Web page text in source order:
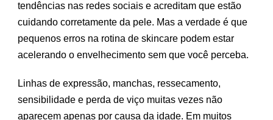
ENVELHECENDO
SUA
tendências nas redes sociais e acreditam que estão
cuidando corretamente da pele. Mas a verdade é que
pequenos erros na rotina de skincare podem estar
acelerando o envelhecimento sem que você perceba.
Linhas de expressão, manchas, ressecamento,
sensibilidade e perda de viço muitas vezes não
aparecem apenas por causa da idade. Em muitos